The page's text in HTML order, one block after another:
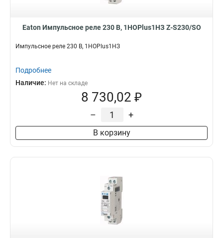
Eaton Импульсное реле 230 В, 1НОPlus1НЗ Z-S230/SO
Импульсное реле 230 В, 1НОPlus1НЗ
Подробнее
Наличие: Нет на складе
8 730,02 ₽
– +
В корзину